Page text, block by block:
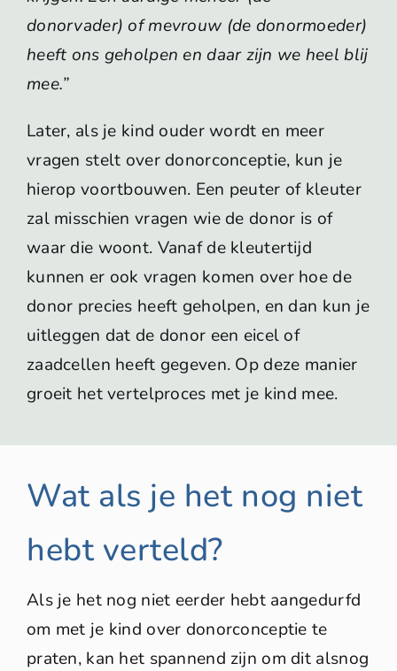
donorvader) of mevrouw (de donormoeder)
heeft ons geholpen en daar zijn we heel blij
mee.”
Later, als je kind ouder wordt en meer
vragen stelt over donorconceptie, kun je
hierop voortbouwen. Een peuter of kleuter
zal misschien vragen wie de donor is of
waar die woont. Vanaf de kleutertijd
kunnen er ook vragen komen over hoe de
donor precies heeft geholpen, en dan kun je
uitleggen dat de donor een eicel of
zaadcellen heeft gegeven. Op deze manier
groeit het vertelproces met je kind mee.
Wat als je het nog niet
hebt verteld?
Als je het nog niet eerder hebt aangedurfd
om met je kind over donorconceptie te
praten, kan het spannend zijn om dit alsnog